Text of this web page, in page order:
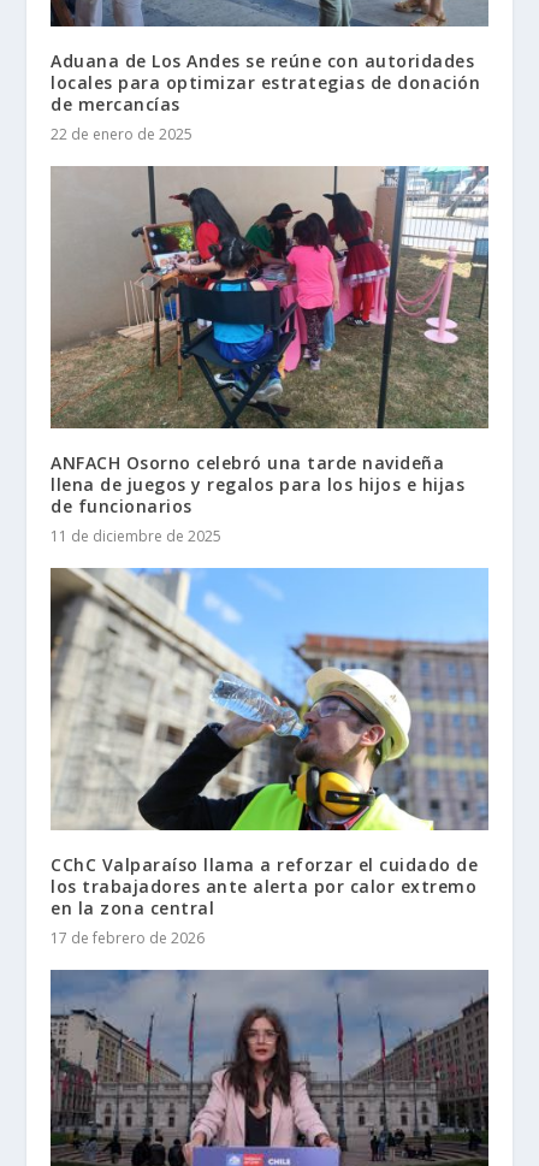
Aduana de Los Andes se reúne con autoridades
locales para optimizar estrategias de donación
de mercancías
22 de enero de 2025
ANFACH Osorno celebró una tarde navideña
llena de juegos y regalos para los hijos e hijas
de funcionarios
11 de diciembre de 2025
CChC Valparaíso llama a reforzar el cuidado de
los trabajadores ante alerta por calor extremo
en la zona central
17 de febrero de 2026